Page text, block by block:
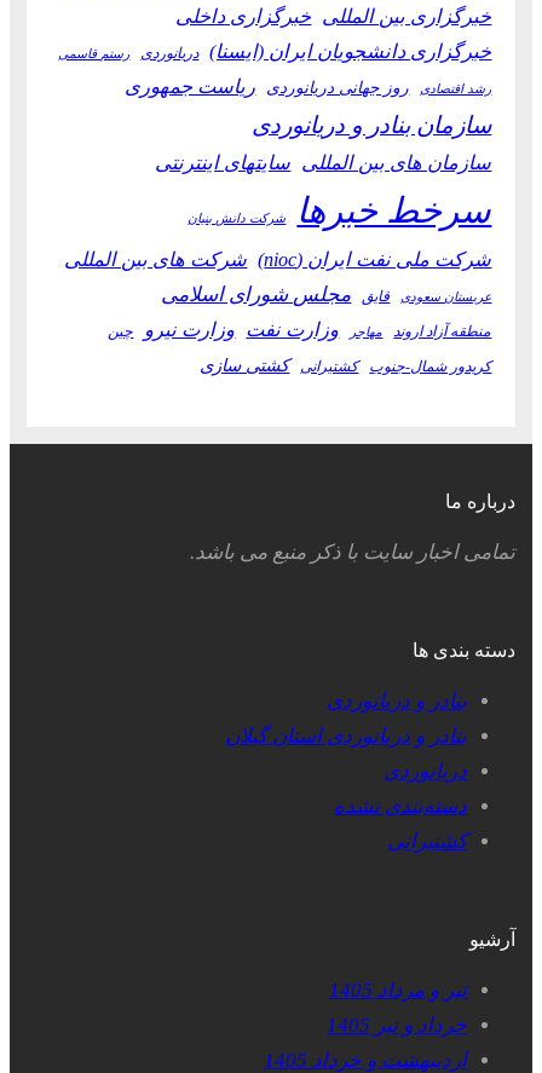
خبرگزاری بین المللی خبرگزاری داخلی
خبرگزاری دانشجویان ایران (ایسنا)
دریانوردی رستم قاسمی
رشد اقتصادی روز جهانی دریانوردی ریاست جمهوری
سازمان بنادر و دریانوردی
سازمان های بین المللی سایتهای اینترنتی
سرخط خبرها شرکت دانش بنیان
شرکت ملی نفت ایران (nioc) شرکت های بین المللی
عربستان سعودی قایق مجلس شورای اسلامی
منطقه آزاد اروند مهاجر وزارت نفت وزارت نیرو چین
کریدور شمال-جنوب کشتیرانی کشتی سازی
درباره ما
تمامی اخبار سایت با ذکر منبع می باشد.
دسته بندی ها
بنادر و دریانوردی
بنادر و دریانوردی استان گیلان
دریانوردی
دسته‌بندی نشده
کشتیرانی
آرشیو
تیر و مرداد 1405
خرداد و تیر 1405
اردیبهشت و خرداد 1405